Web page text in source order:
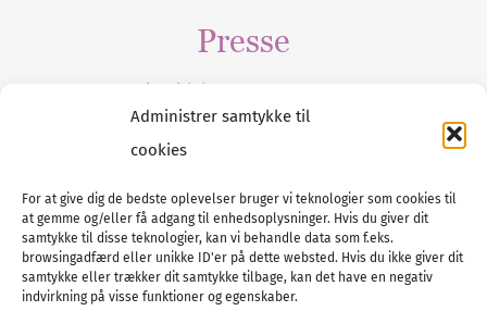
Administrer samtykke til
cookies
For at give dig de bedste oplevelser bruger vi teknologier som cookies til
at gemme og/eller få adgang til enhedsoplysninger. Hvis du giver dit
samtykke til disse teknologier, kan vi behandle data som f.eks.
browsingadfærd eller unikke ID'er på dette websted. Hvis du ikke giver dit
samtykke eller trækker dit samtykke tilbage, kan det have en negativ
indvirkning på visse funktioner og egenskaber.
Presse
Tilmeld dig vores
Tel :89 88 13 90
E-post:info@nordicbridalmedia.com
Nordic Bridal Media